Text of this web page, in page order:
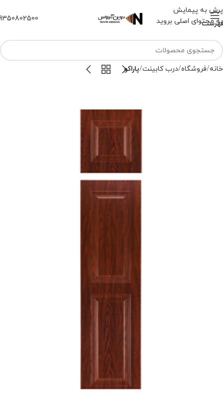
پرش به پیمایش
به محتوای اصلی بروید
خانه فروشگاه درب کابینت پاراکو